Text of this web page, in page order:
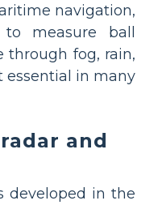
navigation,
measure ball
through fog, rain,
essential in many
and
developed in the